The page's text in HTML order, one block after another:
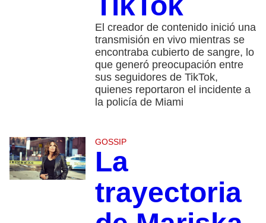
El creador de contenido inició una
transmisión en vivo mientras se
encontraba cubierto de sangre, lo
que generó preocupación entre
sus seguidores de TikTok,
quienes reportaron el incidente a
la policía de Miami
GOSSIP
La
trayectoria